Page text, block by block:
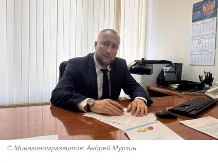
© Минэкономразвития. Андрей Мурзин